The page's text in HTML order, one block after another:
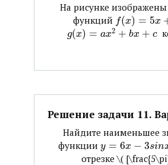
На рисунке
функций ​ f(x) = 5x
g(x) = ax2 + bx + c
Решение задачи 11.
Найдите наименьшее
функции ​ y = 6x − 3sin
отрезке ​\(